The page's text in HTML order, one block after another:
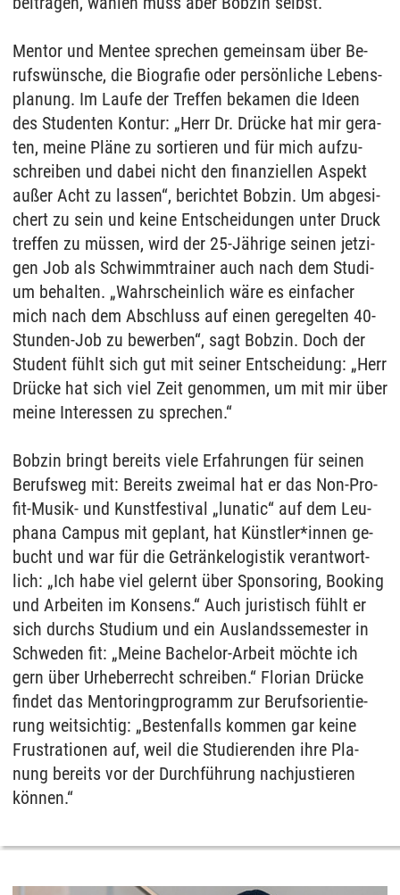
Men­tor und Men­tee spre­chen ge­mein­sam über Be­
rufswünsche, die Bio­gra­fie oder persönli­che Le­bens­
pla­nung. Im Lau­fe der Tref­fen be­ka­men die Ide­en
des Stu­den­ten Kon­tur: „Herr Dr. Drücke hat mir ge­ra­
ten, mei­ne Pläne zu sor­tie­ren und für mich auf­zu­
schrei­ben und da­bei nicht den fi­nan­zi­el­len As­pekt
außer Acht zu las­sen“, be­rich­tet Bob­zin. Um ab­ge­si­
chert zu sein und kei­ne Ent­schei­dun­gen un­ter Druck
tref­fen zu müssen, wird der 25-Jähri­ge sei­nen jet­zi­
gen Job als Schwimm­trai­ner auch nach dem Stu­di­
um be­hal­ten. „Wahr­schein­lich wäre es ein­fa­cher
mich nach dem Ab­schluss auf ei­nen ge­re­gel­ten 40-
Stun­den-Job zu be­wer­ben“, sagt Bob­zin. Doch der
Stu­dent fühlt sich gut mit sei­ner Ent­schei­dung: „Herr
Drücke hat sich viel Zeit ge­nom­men, um mit mir über
mei­ne In­ter­es­sen zu spre­chen.“
Bob­zin bringt be­reits vie­le Er­fah­run­gen für sei­nen
Be­rufs­weg mit: Be­reits zwei­mal hat er das Non-Pro­
fit-Mu­sik- und Kunst­fes­ti­val „lu­na­tic“ auf dem Leu­
pha­na Cam­pus mit ge­plant, hat Künst­ler*in­nen ge­
bucht und war für die Getränke­lo­gis­tik ver­ant­wort­
lich: „Ich habe viel ge­lernt über Spon­so­ring, Boo­king
und Ar­bei­ten im Kon­sens.“ Auch ju­ris­tisch fühlt er
sich durchs Stu­di­um und ein Aus­lands­se­mes­ter in
Schwe­den fit: „Mei­ne Ba­che­lor-Ar­beit möchte ich
gern über Ur­he­ber­recht schrei­ben.“ Flo­ri­an Drücke
fin­det das Men­to­ring­pro­gramm zur Be­rufs­ori­en­tie­
rung weit­sich­tig: „Bes­ten­falls kom­men gar kei­ne
Frus­tra­tio­nen auf, weil die Stu­die­ren­den ihre Pla­
nung be­reits vor der Durchführung nach­jus­tie­ren
können.“